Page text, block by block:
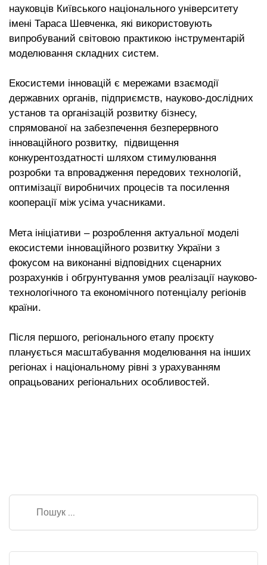
науковців Київського національного університету
імені Тараса Шевченка, які використовують
випробуваний світовою практикою інструментарій
моделювання складних систем.
Екосистеми інновацій є мережами взаємодії
державних органів, підприємств, науково-дослідних
установ та організацій розвитку бізнесу,
спрямованої на забезпечення безперервного
інноваційного розвитку, підвищення
конкурентоздатності шляхом стимулювання
розробки та впровадження передових технологій,
оптимізації виробничих процесів та посилення
кооперації між усіма учасниками.
Мета ініціативи – розроблення актуальної моделі
екосистеми інноваційного розвитку України з
фокусом на виконанні відповідних сценарних
розрахунків і обгрунтування умов реалізації науково-
технологічного та економічного потенціалу регіонів
країни.
Після першого, регіонального етапу проєкту
планується масштабування моделювання на інших
регіонах і національному рівні з урахуванням
опрацьованих регіональних особливостей.